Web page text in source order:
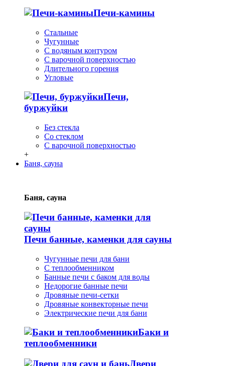
Печи-камины
Стальные
Чугунные
С водяным контуром
С варочной поверхностью
Длительного горения
Угловые
Печи,
буржуйки
Без стекла
Со стеклом
С варочной поверхностью
+
Баня, сауна
Баня, сауна
Печи банные, каменки для сауны
Чугунные печи для бани
С теплообменником
Банные печи с баком для воды
Недорогие банные печи
Дровяные печи-сетки
Дровяные конвекторные печи
Электрические печи для бани
Баки и
теплообменники
Двери